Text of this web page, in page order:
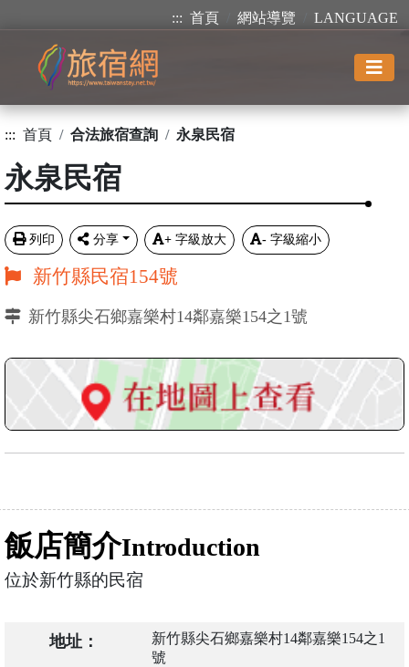
::: 首頁 網站導覽 LANGUAGE
::: 首頁 合法旅宿查詢 永泉民宿
永泉民宿
列印 分享 + 字級放大 - 字級縮小
新竹縣民宿154號
新竹縣尖石鄉嘉樂村14鄰嘉樂154之1號
飯店簡介Introduction
位於新竹縣的民宿
地址：
新竹縣尖石鄉嘉樂村14鄰嘉樂154之1
號